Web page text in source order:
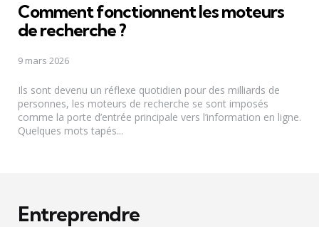
Comment fonctionnent les moteurs
de recherche ?
9 mars 2026
Ils sont devenu un réflexe quotidien pour des milliards de
personnes, les moteurs de recherche se sont imposés
comme la porte d’entrée principale vers l’information en ligne.
Quelques mots tapés...
Entreprendre